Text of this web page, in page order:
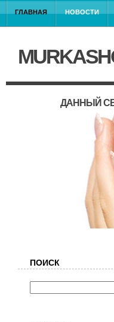
ГЛАВНАЯ НОВОСТИ
ДАННЫЙ
ПОИСК